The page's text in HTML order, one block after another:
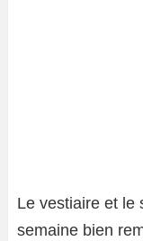
Le vestiaire et le
semaine bien